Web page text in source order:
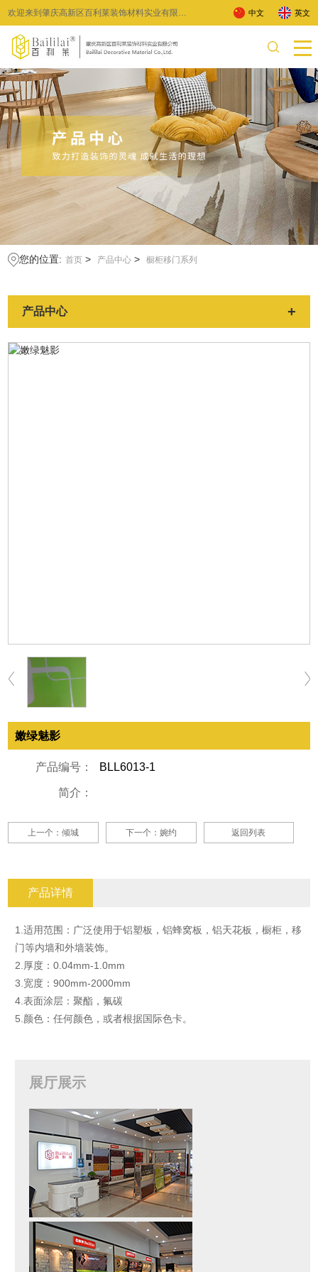
欢迎来到肇庆高新区百利莱装饰材料实业有限公
司 !
中文 英文
您的位置: 首页 > 产品中心 > 橱柜移门系列
产品中心 +
嫩绿魅影
产品编号： BLL6013-1
简介：
上一个：倾城 下一个：婉约 返回列表
产品详情
1.适用范围：广泛使用于铝塑板，铝蜂窝板，铝天花板，橱柜，移
门等内墙和外墙装饰。
2.厚度：0.04mm-1.0mm
3.宽度：900mm-2000mm
4.表面涂层：聚酯，氟碳
5.颜色：任何颜色，或者根据国际色卡。
展厅展示